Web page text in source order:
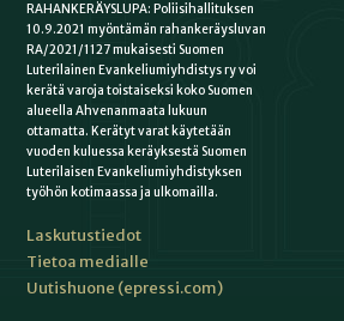
RAHANKERÄYSLUPA: Poliisihallituksen
10.9.2021 myöntämän rahankeräysluvan
RA/2021/1127 mukaisesti Suomen
Luterilainen Evankeliumiyhdistys ry voi
kerätä varoja toistaiseksi koko Suomen
alueella Ahvenanmaata lukuun
ottamatta. Kerätyt varat käytetään
vuoden kuluessa keräyksestä Suomen
Luterilaisen Evankeliumiyhdistyksen
työhön kotimaassa ja ulkomailla.
Laskutustiedot
Tietoa medialle
Uutishuone (epressi.com)